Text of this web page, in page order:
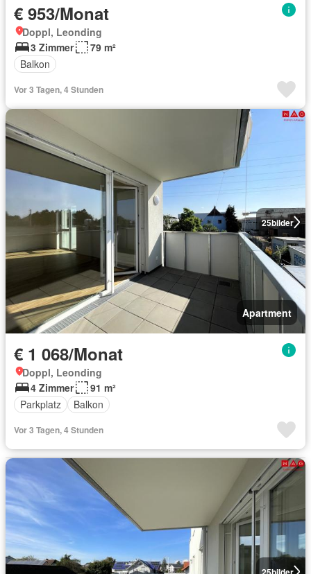
€ 953/Monat
Doppl, Leonding
3 Zimmer
79 m²
Balkon
Vor 3 Tagen, 4 Stunden
25bilder
Apartment
€ 1 068/Monat
Doppl, Leonding
4 Zimmer
91 m²
Parkplatz
Balkon
Vor 3 Tagen, 4 Stunden